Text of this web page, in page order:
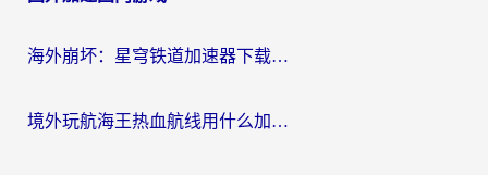
海外崩坏：星穹铁道加速器下载安装：一份给游子的终极网络指南
境外玩航海王热血航线用什么加速器？2026海外玩家实测最优方案（附欧洲问道堡垒前线加速技巧）